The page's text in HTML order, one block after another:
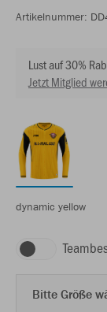
Artikelnummer:
Lust auf 30%
Jetzt Mitglied
dynamic yellow
Bitte Größe